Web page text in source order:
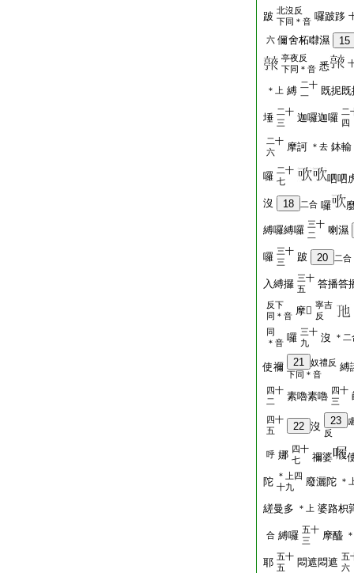
跛 北沒反
下同＊音 囉跛跢
六 儞舍柘㘑濕 15
亭夜反
下同＊音 悉
＊上 縛 二十
一
既抳既
埵 二十
三
迦囉迦囉 二
四
二十
六
摩訶 ＊去 鉢輸
囉 二十
七
呬呬
沒 18 二合 囉
縛囉縛囉 三十
二
喇濕
囉 三十
三
跛 20 二合
入縛攞 三十
五
答播答
反下
同＊音 摩𡫸 寧吉
反
同
＊音 囉 三十
九
沒 ＊二
使禰 21
奴禮反
下同＊音
縛
四十
二
素嚕素嚕 四十
三
四十
五
22 沒 23
反
呼 娜 四十
七
禰婆
陀 ＊上四
十九
廢灑陀 ＊
縒曼多 ＊上 婆路枳
合 縛囉 五十
三
摩醯
耶 五十
五
悶遮悶遮 五
六